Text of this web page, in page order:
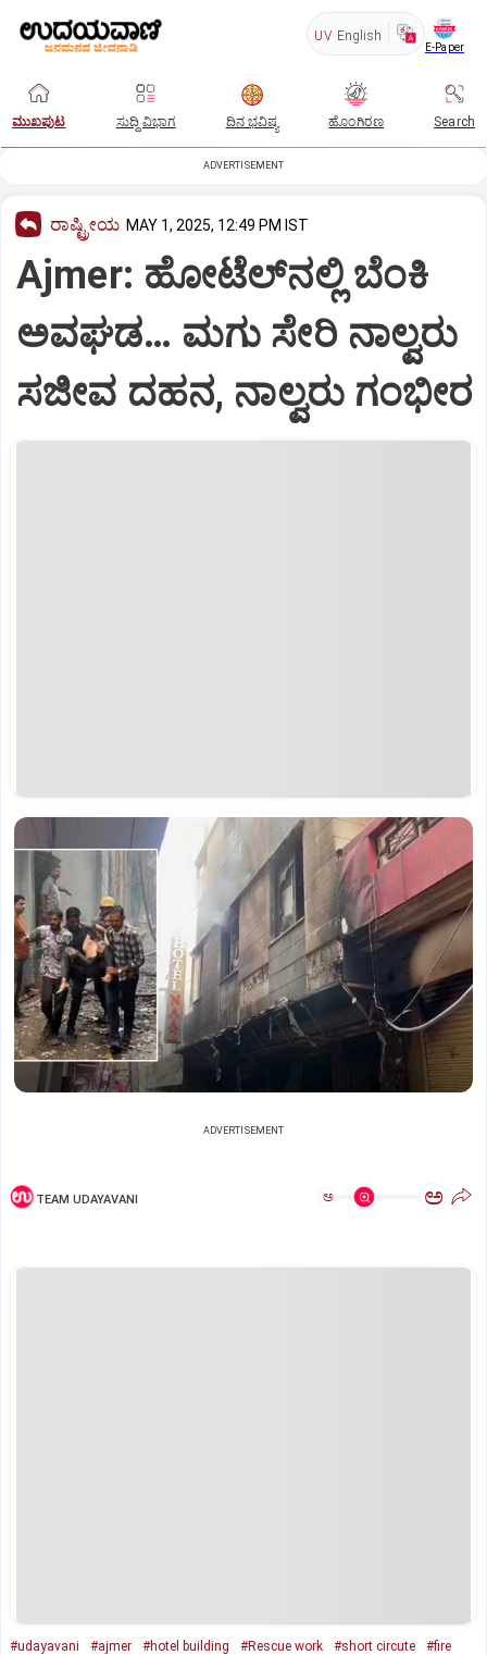
UV English
E-Paper
ಮುಖಪುಟ ಸುದ್ದಿ ವಿಭಾಗ ದಿನ ಭವಿಷ್ಯ ಹೊಂಗಿರಣ Search
ADVERTISEMENT
ರಾಷ್ಟ್ರೀಯ MAY 1, 2025, 12:49 PM IST
Ajmer: ಹೋಟೆಲ್‌ನಲ್ಲಿ ಬೆಂಕಿ
ಅವಘಡ… ಮಗು ಸೇರಿ ನಾಲ್ವರು
ಸಜೀವ ದಹನ, ನಾಲ್ವರು ಗಂಭೀರ
ADVERTISEMENT
TEAM UDAYAVANI ಅ ಅ
#udayavani #ajmer #hotel building #Rescue work #short circute #fire